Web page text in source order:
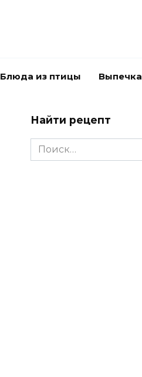
Блюда из птицы Выпечка
Найти рецепт
Search
for: